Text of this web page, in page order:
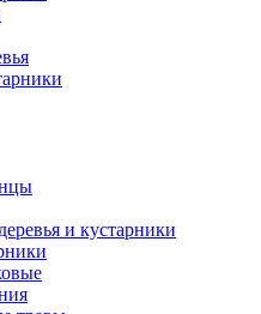
и кустарники